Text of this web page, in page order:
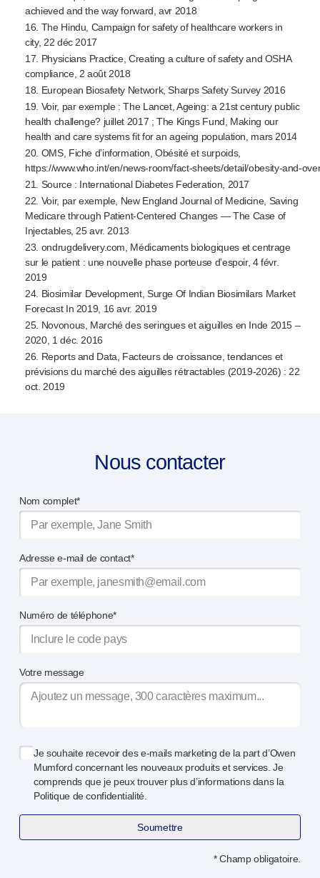
achieved and the way forward, avr 2018
16. The Hindu, Campaign for safety of healthcare workers in
city, 22 déc 2017
17. Physicians Practice, Creating a culture of safety and OSHA
compliance, 2 août 2018
18. European Biosafety Network, Sharps Safety Survey 2016
19. Voir, par exemple : The Lancet, Ageing: a 21st century public
health challenge? juillet 2017 ; The Kings Fund, Making our
health and care systems fit for an ageing population, mars 2014
20. OMS, Fiche d’information, Obésité et surpoids,
https://www.who.int/en/news-room/fact-sheets/detail/obesity-and-
21. Source : International Diabetes Federation, 2017
22. Voir, par exemple, New England Journal of Medicine, Saving
Medicare through Patient-Centered Changes — The Case of
Injectables, 25 avr. 2013
23. ondrugdelivery.com, Médicaments biologiques et centrage
sur le patient : une nouvelle phase porteuse d’espoir, 4 févr.
2019
24. Biosimilar Development, Surge Of Indian Biosimilars Market
Forecast In 2019, 16 avr. 2019
25. Novonous, Marché des seringues et aiguilles en Inde 2015 –
2020, 1 déc. 2016
26. Reports and Data, Facteurs de croissance, tendances et
prévisions du marché des aiguilles rétractables (2019-2026) : 22
oct. 2019
Nous contacter
Nom complet*
Adresse e-mail de contact*
Numéro de téléphone*
Votre message
Je souhaite recevoir dese-mailsmarketing de la part d’Owen
Mumford concernant les nouveaux produits et services. Je
comprends que je peux trouver plus d’informations dans la
Politique de confidentialité.
Soumettre
* Champ obligatoire.